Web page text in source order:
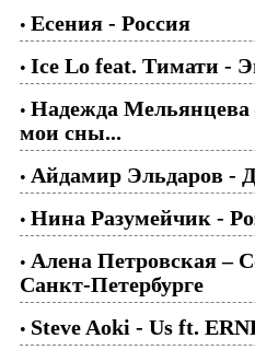
• Есения - Россия
• Ice Lo feat. Тимати -
• Надежда
мои сны...
• Айдамир Эльдаров -
• Нина Разумейчик -
• Алена Петровская –
Санкт-Петербурге
• Steve Aoki - Us ft.